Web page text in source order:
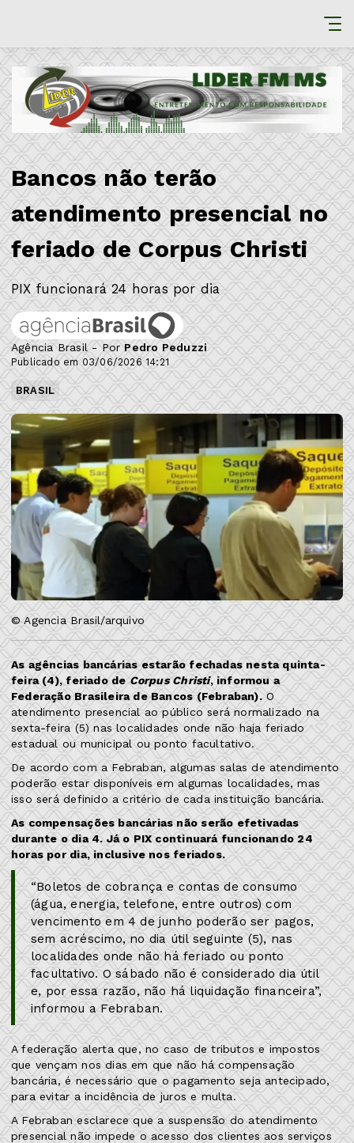
Bancos não terão
atendimento presencial no
feriado de Corpus Christi
PIX funcionará 24 horas por dia
Agência Brasil - Por Pedro Peduzzi
Publicado em 03/06/2026 14:21
BRASIL
© Agencia Brasil/arquivo
As agências bancárias estarão fechadas nesta quinta-
feira (4), feriado deCorpus Christi, informou a
Federação Brasileira de Bancos (Febraban).O
atendimento presencial ao público será normalizado na
sexta-feira (5) nas localidades onde não haja feriado
estadual ou municipal ou ponto facultativo.
De acordo com a Febraban, algumas salas de atendimento
poderão estar disponíveis em algumas localidades, mas
isso será definido a critério de cada instituição bancária.
As compensações bancárias não serão efetivadas
durante o dia 4. Já o PIX continuará funcionando 24
horas por dia, inclusive nos feriados.
“Boletos de cobrança e contas de consumo
(água, energia, telefone, entre outros) com
vencimento em 4 de junho poderão ser pagos,
sem acréscimo, no dia útil seguinte (5), nas
localidades onde não há feriado ou ponto
facultativo. O sábado não é considerado dia útil
e, por essa razão, não há liquidação financeira”,
informou a Febraban.
A federação alerta que, no caso de tributos e impostos
que vençam nos dias em que não há compensação
bancária, é necessário que o pagamento seja antecipado,
para evitar a incidência de juros e multa.
A Febraban esclarece que a suspensão do atendimento
presencial não impede o acesso dos clientes aos serviços